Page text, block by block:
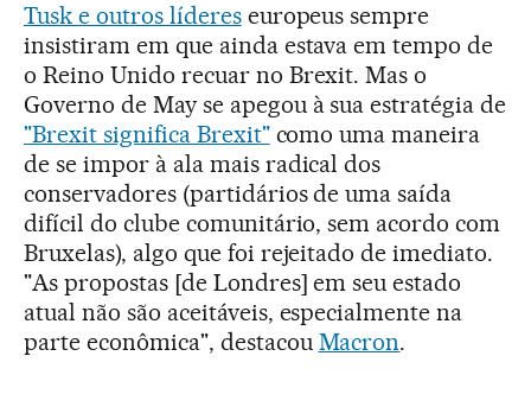
Tusk e outros lídereseuropeus sempre
insistiram em que ainda estava em tempo de
o Reino Unido recuar no Brexit. Mas o
Governo de May se apegou à sua estratégia de
"Brexit significa Brexit"como uma maneira
de se impor à ala mais radical dos
conservadores (partidários de uma saída
difícil do clube comunitário, sem acordo com
Bruxelas), algo que foi rejeitado de imediato.
"As propostas [de Londres] em seu estado
atual não são aceitáveis, especialmente na
parte econômica", destacou Macron.